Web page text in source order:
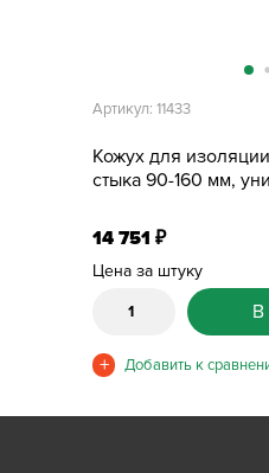
Кожух для
стыка 90-160 мм,
Артикул: 11433
14 751₽
Цена за штуку
В